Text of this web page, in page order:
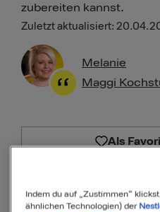
zubereiten kannst.
Zuletzt aktualisiert:
Melanie
Maggi
Als
Indem du auf „Zustimmen“
ähnlichen Technologien) der